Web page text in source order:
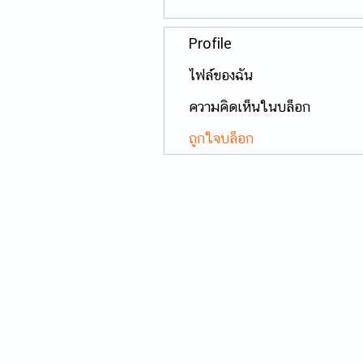
Profile
ไฟล์ของฉัน
ความคิดเห็นในบล็อก
ถูกใจบล็อก